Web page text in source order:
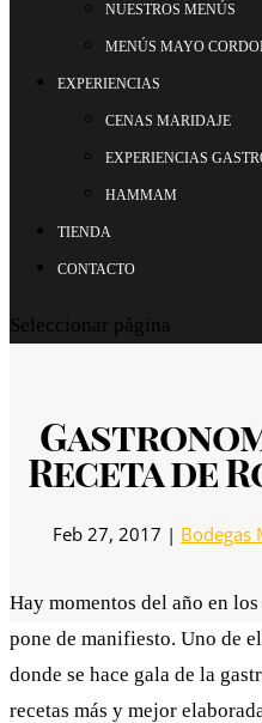
NUESTROS MENÚS
MENÚS MAYO
EXPERIENCIAS
CENAS MARIDAJE
EXPERIENCIAS
HAMMAM
TIENDA
CONTACTO
Seleccionar página
Receta de
Feb 27, 2017 | Bodegas
Hay momentos del año en
pone de manifiesto. Uno de
donde se hace gala de la
recetas más y mejor